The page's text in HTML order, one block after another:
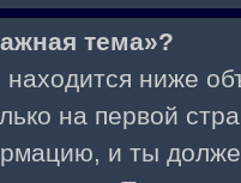
тема»?
ниже
на первой
и ты